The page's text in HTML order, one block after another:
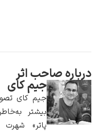
یوهانس فرمیر
صاحب اثر
جیم کای
جیم کای تصویرگر
بیشتر به‌خاطر
پاتر» شهرت